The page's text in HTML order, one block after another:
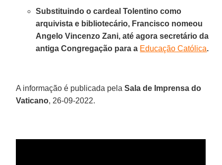
Substituindo o cardeal Tolentino como
arquivista e bibliotecário, Francisco nomeou
Angelo Vincenzo Zani, até agora secretário da
antiga Congregação para a Educação Católica.
A informação é publicada pelaSala de Imprensa do
Vaticano, 26-09-2022.